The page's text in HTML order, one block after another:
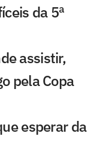
da 5ª
assistir,
pela Copa
esperar da